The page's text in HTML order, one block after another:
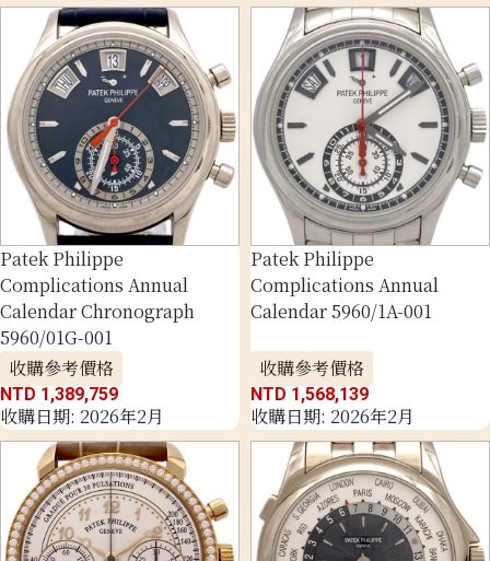
Patek Philippe
Complications Annual
Calendar Chronograph
5960/01G-001
收購參考價格
NTD 1,389,759
收購日期: 2026年2月
Patek Philippe
Complications Annual
Calendar 5960/1A-001
收購參考價格
NTD 1,568,139
收購日期: 2026年2月